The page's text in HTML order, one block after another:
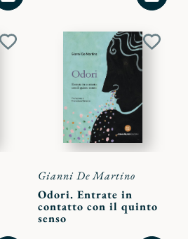
CARRELLO
Aggiungi
Gianni De Martino
Odori. Entrate in
contatto con il quinto
senso